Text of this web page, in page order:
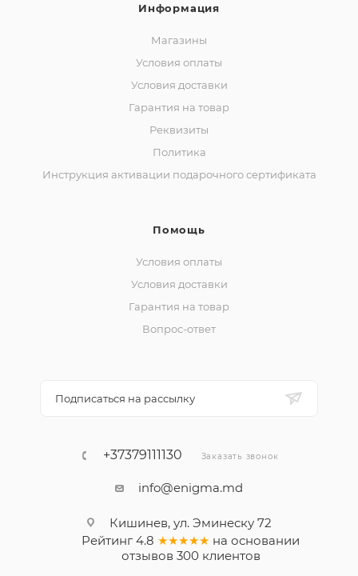
Информация
Магазины
Условия оплаты
Условия доставки
Гарантия на товар
Реквизиты
Политика
Инструкция активации подарочного сертификата
Помощь
Условия оплаты
Условия доставки
Гарантия на товар
Вопрос-ответ
Подписаться на рассылку
+37379111130 Заказать звонок
info@enigma.md
Кишинев, ул. Эминеску 72
Рейтинг 4.8 ★★★★★ на основании
отзывов 300клиентов